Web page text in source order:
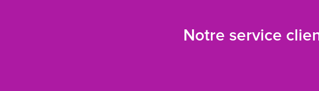
Notre service